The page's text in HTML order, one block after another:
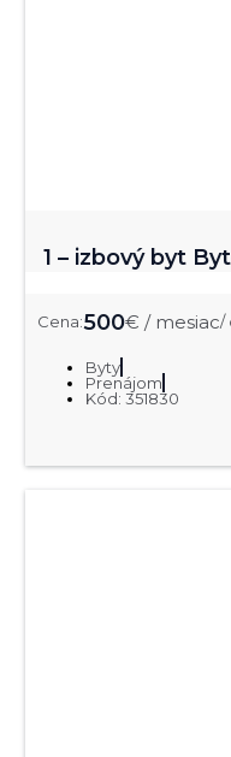
1 – izbový byt
Cena:500€ / mesiac/
Byty
Prenájom
Kód: 351830